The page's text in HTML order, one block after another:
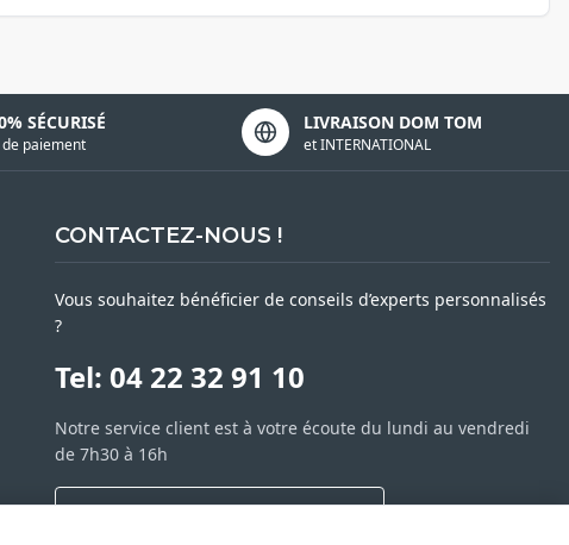
SÉCURISÉ
paiement
LIVRAISON DOM TOM
et INTERNATIONAL
CONTACTEZ-NOUS !
Vous souhaitez bénéficier de conseils d’experts personnalisés
?
Tel: 04 22 32 91 10
Notre service client est à votre écoute du lundi au vendredi
de 7h30 à 16h
NOUS CONTACTER PAR MESSAGE